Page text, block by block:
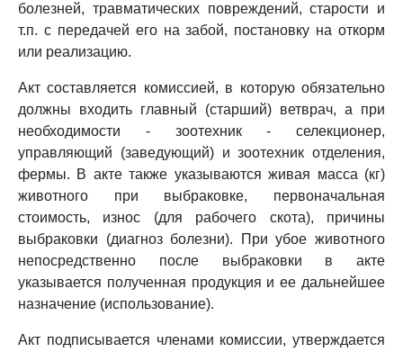
болезней, травматических повреждений, старости и
т.п. с передачей его на забой, постановку на откорм
или реализацию.
Акт составляется комиссией, в которую обязательно
должны входить главный (старший) ветврач, а при
необходимости - зоотехник - селекционер,
управляющий (заведующий) и зоотехник отделения,
фермы. В акте также указываются живая масса (кг)
животного при выбраковке, первоначальная
стоимость, износ (для рабочего скота), причины
выбраковки (диагноз болезни). При убое животного
непосредственно после выбраковки в акте
указывается полученная продукция и ее дальнейшее
назначение (использование).
Акт подписывается членами комиссии, утверждается